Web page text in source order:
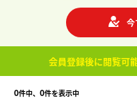
今
会員登録後に閲覧可
0件中、 0件を表示中